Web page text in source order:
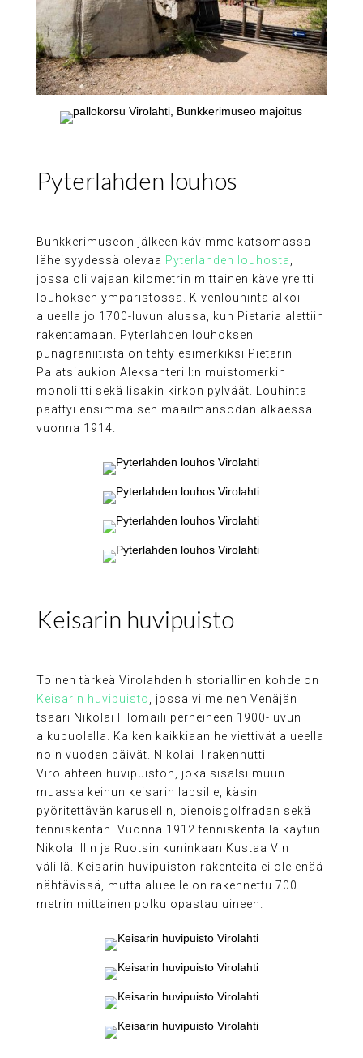
Pyterlahden louhos
Bunkkerimuseon jälkeen kävimme katsomassa
läheisyydessä olevaa Pyterlahden louhosta,
jossa oli vajaan kilometrin mittainen kävelyreitti
louhoksen ympäristössä. Kivenlouhinta alkoi
alueella jo 1700-luvun alussa, kun Pietaria alettiin
rakentamaan. Pyterlahden louhoksen
punagraniitista on tehty esimerkiksi Pietarin
Palatsiaukion Aleksanteri I:n muistomerkin
monoliitti sekä Iisakin kirkon pylväät. Louhinta
päättyi ensimmäisen maailmansodan alkaessa
vuonna 1914.
Keisarin huvipuisto
Toinen tärkeä Virolahden historiallinen kohde on
Keisarin huvipuisto, jossa viimeinen Venäjän
tsaari Nikolai II lomaili perheineen 1900-luvun
alkupuolella. Kaiken kaikkiaan he viettivät alueella
noin vuoden päivät. Nikolai II rakennutti
Virolahteen huvipuiston, joka sisälsi muun
muassa keinun keisarin lapsille, käsin
pyöritettävän karusellin, pienoisgolfradan sekä
tenniskentän. Vuonna 1912 tenniskentällä käytiin
Nikolai II:n ja Ruotsin kuninkaan Kustaa V:n
välillä. Keisarin huvipuiston rakenteita ei ole enää
nähtävissä, mutta alueelle on rakennettu 700
metrin mittainen polku opastauluineen.